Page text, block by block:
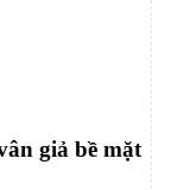
giả bề mặt